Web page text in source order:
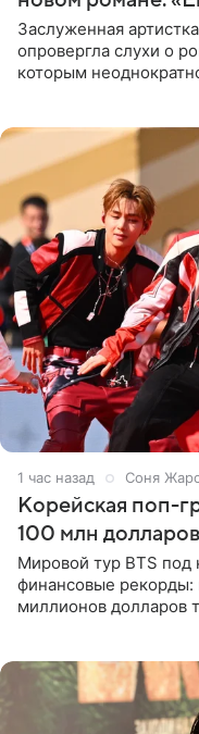
Заслуженная
опровергла слухи о
которым
1 час назад Соня
Корейская поп-
100 млн
Мировой тур BTS под
финансовые рекорды:
миллионов долларов